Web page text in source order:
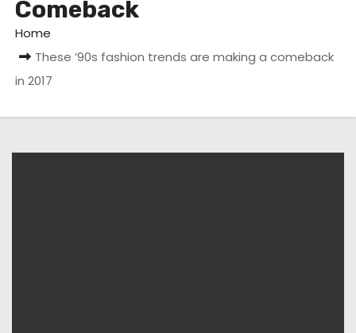
Comeback
Home
These ’90s fashion trends are making a comeback
in 2017